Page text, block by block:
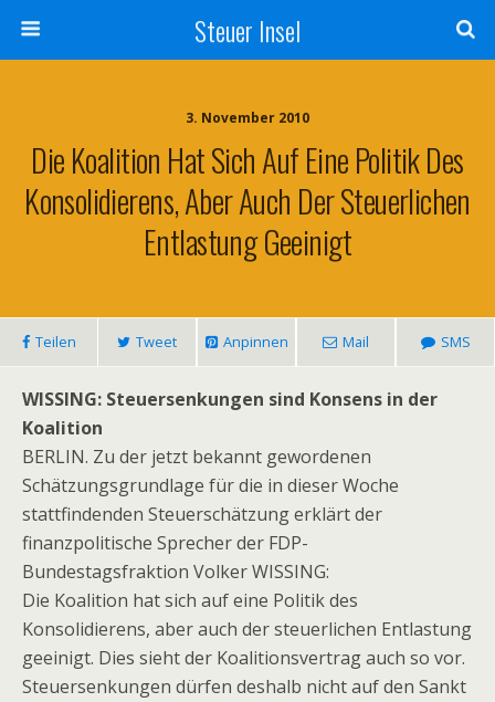
Steuer Insel
3. November 2010
Die Koalition Hat Sich Auf Eine Politik Des
Konsolidierens, Aber Auch Der Steuerlichen
Entlastung Geeinigt
Teilen Tweet Anpinnen Mail SMS
WISSING: Steuersenkungen sind Konsens in der
Koalition
BERLIN. Zu der jetzt bekannt gewordenen
Schätzungsgrundlage für die in dieser Woche
stattfindenden Steuerschätzung erklärt der
finanzpolitische Sprecher der FDP-
Bundestagsfraktion Volker WISSING:
Die Koalition hat sich auf eine Politik des
Konsolidierens, aber auch der steuerlichen Entlastung
geeinigt. Dies sieht der Koalitionsvertrag auch so vor.
Steuersenkungen dürfen deshalb nicht auf den Sankt